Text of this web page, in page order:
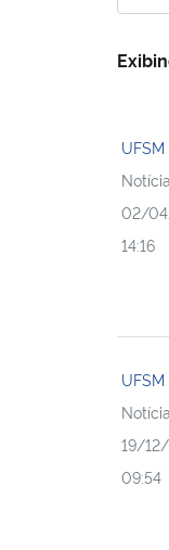
UFSM
Notícia
02/
14:16
UFSM
Notícia
19/
09:54